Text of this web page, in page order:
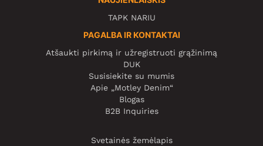
TAPK NARIU
PAGALBA IR KONTAKTAI
Atšaukti pirkimą ir užregistruoti grąžinimą
DUK
Susisiekite su mumis
Apie „Motley Denim“
Blogas
B2B Inquiries
Svetainės žemėlapis